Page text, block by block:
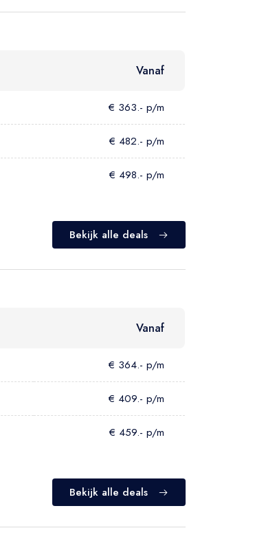
Vanaf
€ 363.- p/m
€ 482.- p/m
€ 498.- p/m
Bekijk alle deals
Vanaf
€ 364.- p/m
€ 409.- p/m
€ 459.- p/m
Bekijk alle deals